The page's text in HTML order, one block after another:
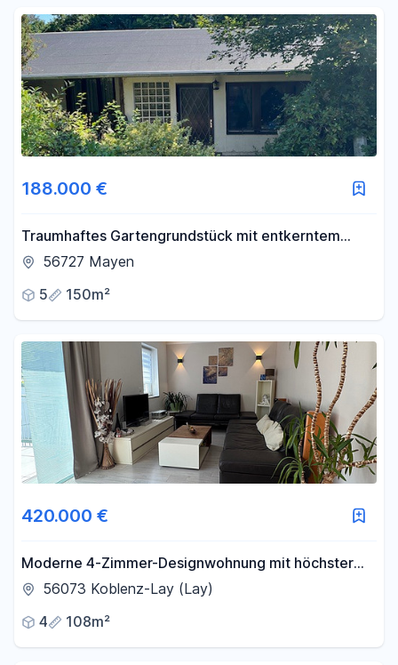
188.000 €
Traumhaftes Gartengrundstück mit entkerntem
Einfamilienhaus zum Fertigbauen zu verkaufen
56727 Mayen
5
150m²
420.000 €
Moderne 4-Zimmer-Designwohnung mit höchster
Energieeffizienz
56073 Koblenz-Lay (Lay)
4
108m²